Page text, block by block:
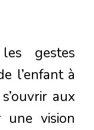
gestes
l’enfant à
aux
une vision